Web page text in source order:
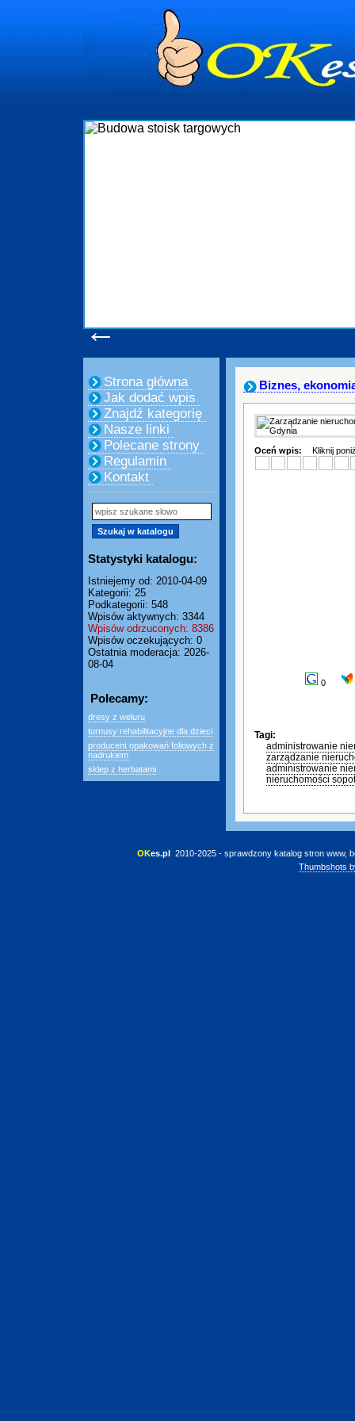
←
Strona główna
Jak dodać wpis
Znajdź kategorię
Nasze linki
Polecane strony
Regulamin
Kontakt
Statystyki katalogu:
Istniejemy od: 2010-04-09
Kategorii: 25
Podkategorii: 548
Wpisów aktywnych: 3344
Wpisów odrzuconych: 8386
Wpisów oczekujących: 0
Ostatnia moderacja: 2026-
08-04
Polecamy:
dresy z weluru
turnusy rehabilitacyjne dla dzieci
producent opakowań foliowych z
nadrukiem
sklep z herbatami
Biznes,
Oceń wpis: Kliknij
0
Tagi:
administrowanie
zarządzanie
administrowanie
nieruchomości sopot
OKes.pl 2010-2025 - sprawdzony katalog stron www,
Thumbshots